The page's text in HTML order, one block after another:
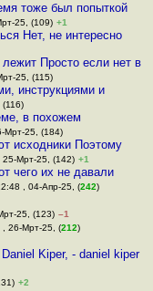
тоже был попыткой
25, (109) +1
Нет, не интересно
Просто если нет в
25, (115)
инструкциями и
в похожем
Мрт-25, (184)
исходники Поэтому
25-Мрт-25, (142) +1
чего их не давали
, 04-Апр-25, (242)
25, (123) –1
, 26-Мрт-25, (212)
Kiper, - daniel kiper
+2